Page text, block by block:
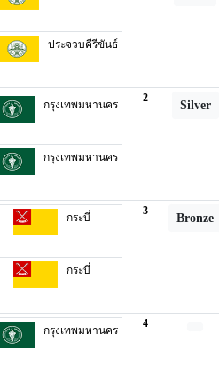
ประจวบคีรีขันธ์
กรุงเทพมหานคร
กรุงเทพมหานคร
2
Silver
กระบี่
กระบี่
3
Bronze
กรุงเทพมหานคร
4